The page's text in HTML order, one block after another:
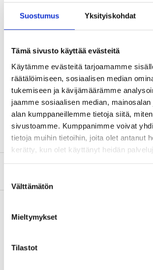
Suostumus Yksityiskohdat
Tämä sivusto käyttää evästeitä
Käytämme evästeitä tarjoamamme
räätälöimiseen, sosiaalisen median
tukemiseen ja kävijämäärämme
jaamme sosiaalisen median,
alan kumppaneillemme tietoja siitä,
sivustoamme. Kumppanimme voivat
tietoja muihin tietoihin, joita olet antanut
kerätty, kun olet käyttänyt heidän
valinta
Välttämätön
Mieltymykset
Tilastot
Höjd
13,5 cm
Diameter
10,5 cm
Höjd
Diameter
9,2 cm
Höjd
10,3 cm
PP-plast
Antal
3 st.